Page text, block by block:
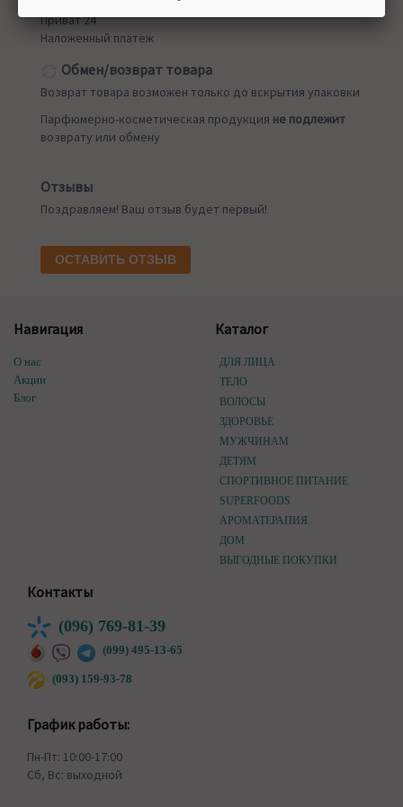
Приват 24
Наложенный платеж
Обмен/возврат товара
Возврат товара возможен только до вскрытия упаковки
Парфюмерно-косметическая продукция не подлежит
возврату или обмену
Отзывы
Поздравляем! Ваш отзыв будет первый!
ОСТАВИТЬ ОТЗЫВ
Навигация
О нас
Акции
Блог
Каталог
ДЛЯ ЛИЦА
ТЕЛО
ВОЛОСЫ
ЗДОРОВЬЕ
МУЖЧИНАМ
ДЕТЯМ
СПОРТИВНОЕ ПИТАНИЕ
SUPERFOODS
АРОМАТЕРАПИЯ
ДОМ
ВЫГОДНЫЕ ПОКУПКИ
Контакты
(096) 769-81-39
(099) 495-13-65
(093) 159-93-78
График работы:
Пн-Пт: 10:00-17:00
Сб, Вс: выходной